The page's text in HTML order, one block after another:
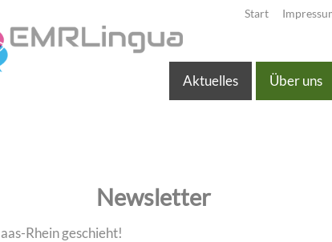
Start
Aktuelles Über uns
Newsletter
Rhein geschieht!